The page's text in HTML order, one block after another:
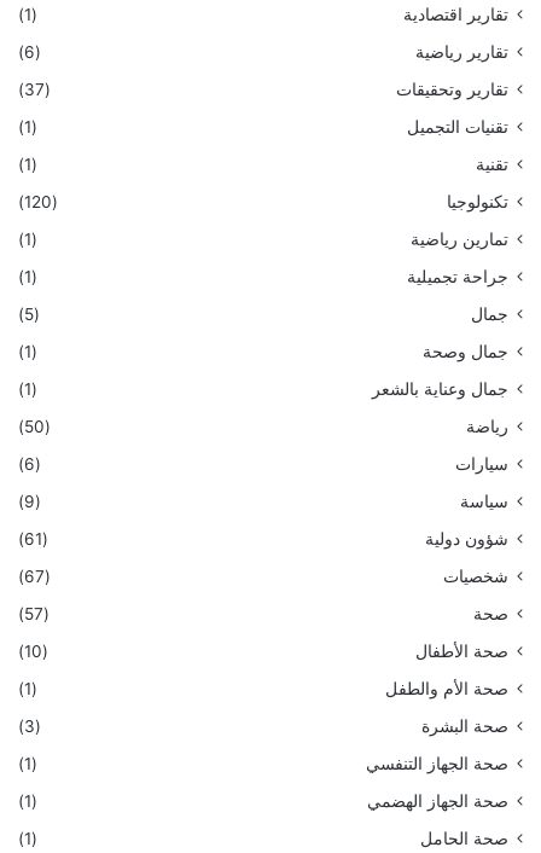
تقارير اقتصادية
(1)
تقارير رياضية
(6)
تقارير وتحقيقات
(37)
تقنيات التجميل
(1)
تقنية
(1)
تكنولوجيا
(120)
تمارين رياضية
(1)
جراحة تجميلية
(1)
جمال
(5)
جمال وصحة
(1)
جمال وعناية بالشعر
(1)
رياضة
(50)
سيارات
(6)
سياسة
(9)
شؤون دولية
(61)
شخصيات
(67)
صحة
(57)
صحة الأطفال
(10)
صحة الأم والطفل
(1)
صحة البشرة
(3)
صحة الجهاز التنفسي
(1)
صحة الجهاز الهضمي
(1)
صحة الحامل
(1)